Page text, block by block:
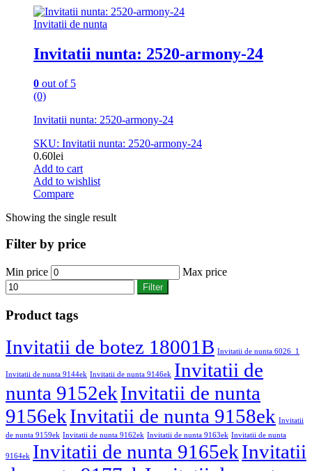
Invitatii de nunta
Invitatii nunta: 2520-armony-24
0 out of 5
(0)
Invitatii nunta: 2520-armony-24
SKU: Invitatii nunta: 2520-armony-24
0.60lei
Add to cart
Add to wishlist
Compare
Showing the single result
Filter by price
Min price Max price
Filter
Product tags
Invitatii de botez 18001B Invitatii de nunta 6026_1
Invitatii de nunta 9144ek Invitatii de nunta 9146ek Invitatii de
nunta 9152ekInvitatii de nunta
9156ekInvitatii de nunta 9158ek Invitatii
de nunta 9159ek Invitatii de nunta 9162ek Invitatii de nunta 9163ek Invitatii de nunta
9164ek Invitatii de nunta 9165ekInvitatii